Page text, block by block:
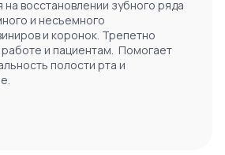
восстановлении зубного ряда
и несъемного
и коронок. Трепетно
работе и пациентам. Помогает
полости рта и